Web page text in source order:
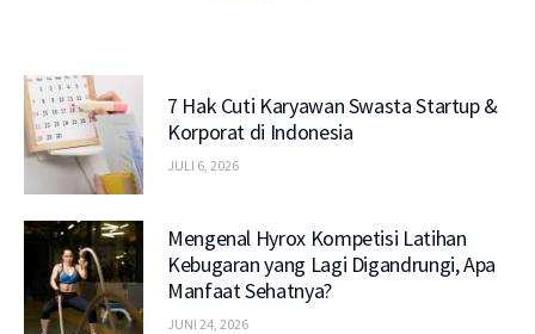
7 Hak Cuti Karyawan Swasta Startup &
Korporat di Indonesia
JULI 6, 2026
Mengenal Hyrox Kompetisi Latihan
Kebugaran yang Lagi Digandrungi, Apa
Manfaat Sehatnya?
JUNI 24, 2026